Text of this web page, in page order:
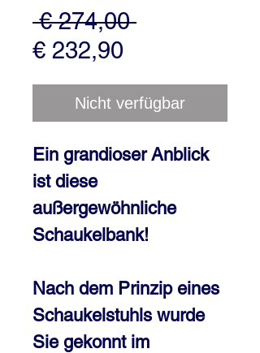
€ 274,00
€ 232,90
Preis
Nicht verfügbar
Ein grandioser Anblick
ist diese
außergewöhnliche
Schaukelbank!
Nach dem Prinzip eines
Schaukelstuhls wurde
Sie gekonnt im